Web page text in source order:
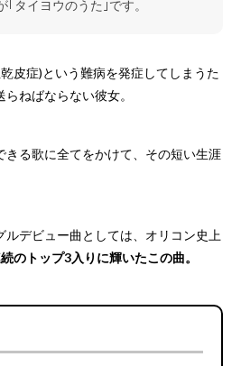
｢タイヨウのうた｣です。
皮症)という難病を発症してしまうた
ねばならない彼女。
きる歌に全てをかけて、その短い生涯
デビュー曲としては、オリコン史上
のトップ3入りに輝いたこの曲。